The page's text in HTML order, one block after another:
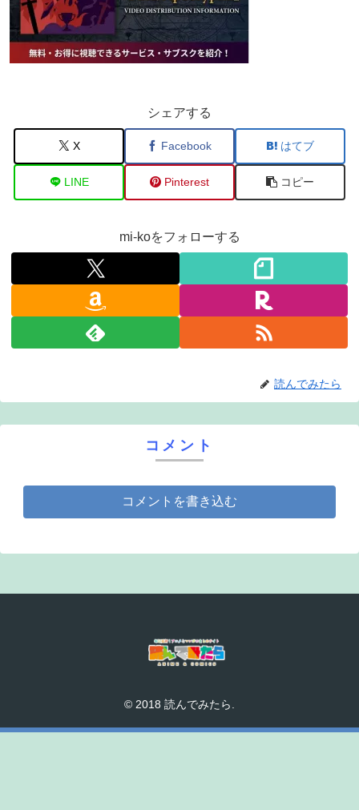
シェアする
X Facebook はてブ
LINE Pinterest コピー
mi-koをフォローする
読んでみたら
コメント
コメントを書き込む
© 2018 読んでみたら.